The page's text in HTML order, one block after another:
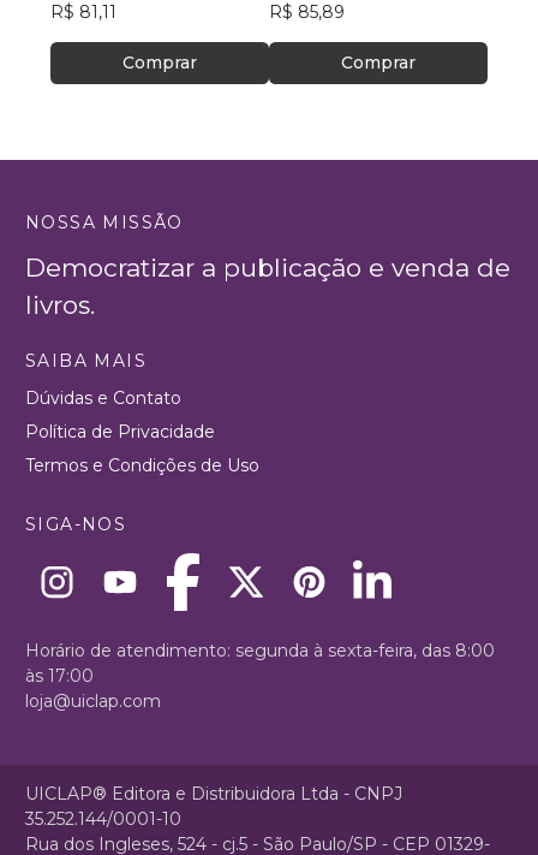
R$ 81,11
Comprar
R$ 85,89
Comprar
NOSSA MISSÃO
Democratizar a publicação e venda de
livros.
SAIBA MAIS
Dúvidas e Contato
Política de Privacidade
Termos e Condições de Uso
SIGA-NOS
Horário de atendimento: segunda à sexta-feira, das 8:00
às 17:00
loja@uiclap.com
UICLAP® Editora e Distribuidora Ltda - CNPJ
35.252.144/0001-10
Rua dos Ingleses, 524 - cj.5 - São Paulo/SP - CEP 01329-